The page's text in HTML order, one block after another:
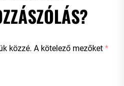
közzé. A kötelező mezőket *